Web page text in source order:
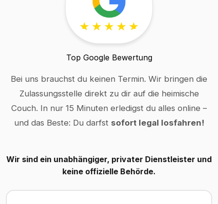
Top Google Bewertung
Bei uns brauchst du keinen Termin. Wir bringen die
Zulassungsstelle direkt zu dir auf die heimische
Couch. In nur 15 Minuten erledigst du alles online –
und das Beste: Du darfst sofort legal losfahren!
Wir sind ein unabhängiger, privater Dienstleister und
keine offizielle Behörde.